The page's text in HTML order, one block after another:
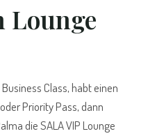
Lounge
Class, habt einen
Priority Pass, dann
die SALA VIP Lounge